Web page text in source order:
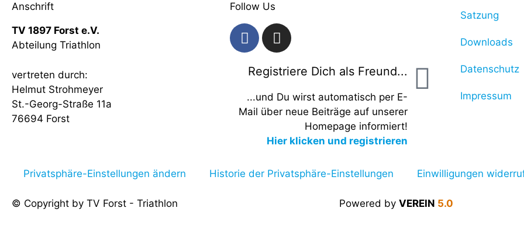
Anschrift
TV 1897 Forst e.V.
Abteilung Triathlon
vertreten durch:
Helmut Strohmeyer
St.-Georg-Straße 11a
76694 Forst
Follow Us
Registriere Dich als Freund...
...und Du wirst automatisch per E-
Mail über neue Beiträge auf unserer
Homepage informiert!
Hier klicken und registrieren
Satzung
Downloads
Datenschutz
Impressum
Privatsphäre-Einstellungen ändern Historie der Privatsphäre-Einstellungen Einwilligungen
© Copyright by TV Forst - Triathlon Powered by VEREIN 5.0